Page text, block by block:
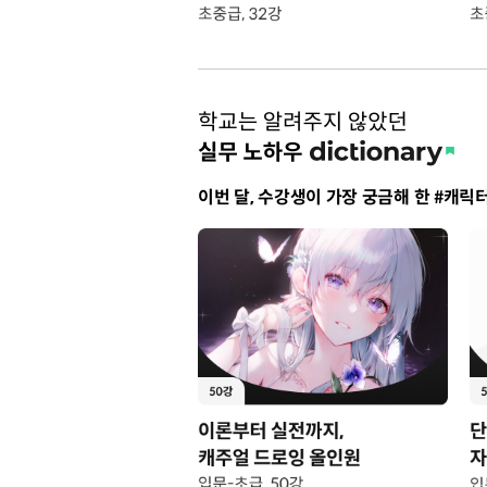
이번 달, 수강생이 가장 궁금해 한 #캐릭